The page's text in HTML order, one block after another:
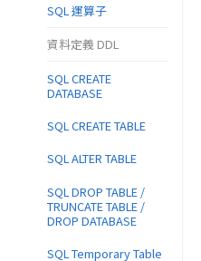
SQL 運算子
資料定義 DDL
SQL CREATE
DATABASE
SQL CREATE TABLE
SQL ALTER TABLE
SQL DROP TABLE /
TRUNCATE TABLE /
DROP DATABASE
SQL Temporary Table